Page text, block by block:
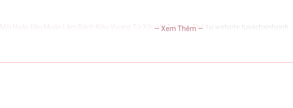
Mỗi Ngày Đều Muốn Làm Bệnh Kiều Vương Tử Xấu Hổ Tới Độn Thổ tại website tusachxinhxinh
— Xem Thêm —